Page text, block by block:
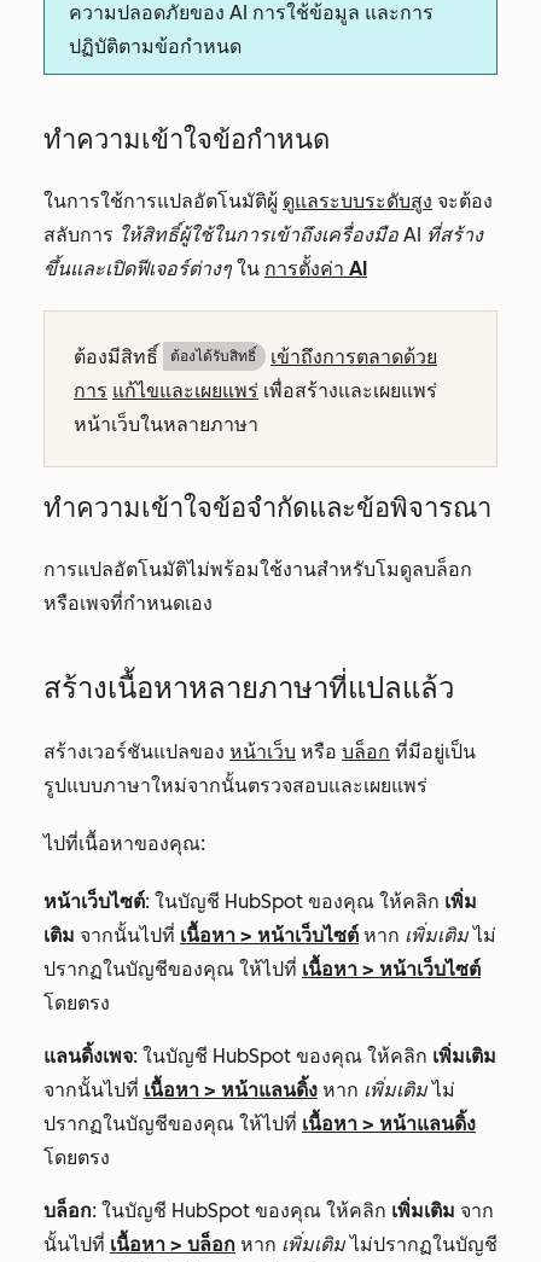
ความปลอดภัยของ AI การใช้ข้อมูล และการ
ปฏิบัติตามข้อกำหนด
ทำความเข้าใจข้อกำหนด
ในการใช้การแปลอัตโนมัติผู้ ดูแลระบบระดับสูง จะต้อง
สลับการ ให้สิทธิ์ผู้ใช้ในการเข้าถึงเครื่องมือ AI ที่สร้าง
ขึ้นและเปิดฟีเจอร์ต่างๆ ใน การตั้งค่า AI
ต้องมีสิทธิ์ ต้องได้รับสิทธิ์​
เข้าถึงการตลาดด้วย
การ แก้ไขและเผยแพร่ เพื่อสร้างและเผยแพร่
หน้าเว็บในหลายภาษา
ทำความเข้าใจข้อจำกัดและข้อพิจารณา
การแปลอัตโนมัติไม่พร้อมใช้งานสำหรับโมดูลบล็อก
หรือเพจที่กำหนดเอง
สร้างเนื้อหาหลายภาษาที่แปลแล้ว
สร้างเวอร์ชันแปลของ หน้าเว็บ หรือ บล็อก ที่มีอยู่เป็น
รูปแบบภาษาใหม่จากนั้นตรวจสอบและเผยแพร่
ไปที่เนื้อหาของคุณ:
หน้าเว็บไซต์: ในบัญชี HubSpot ของคุณ ให้คลิก เพิ่ม
เติม จากนั้นไปที่ เนื้อหา > หน้าเว็บไซต์ หาก เพิ่มเติมไม่
ปรากฏในบัญชีของคุณ ให้ไปที่ เนื้อหา > หน้าเว็บไซต์
โดยตรง
แลนดิ้งเพจ: ในบัญชี HubSpot ของคุณ ให้คลิก เพิ่มเติม
จากนั้นไปที่ เนื้อหา > หน้าแลนดิ้ง หาก เพิ่มเติมไม่
ปรากฏในบัญชีของคุณ ให้ไปที่ เนื้อหา > หน้าแลนดิ้ง
โดยตรง
บล็อก: ในบัญชี HubSpot ของคุณ ให้คลิก เพิ่มเติม จาก
นั้นไปที่ เนื้อหา > บล็อก หาก เพิ่มเติมไม่ปรากฏในบัญชี